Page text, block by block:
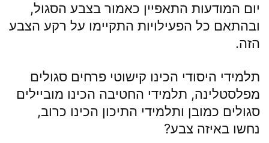
יום המודעות התאפיין כאמור בצבע הסגול,
ובהתאם כל הפעילויות התקיימו על רקע הצבע
הזה.
תלמידי היסודי הכינו קישוטי פרחים סגולים
מפלסטלינה, תלמידי החטיבה הכינו מוביילים
סגולים כמובן ותלמידי התיכון הכינו כרוב,
נחשו באיזה צבע?